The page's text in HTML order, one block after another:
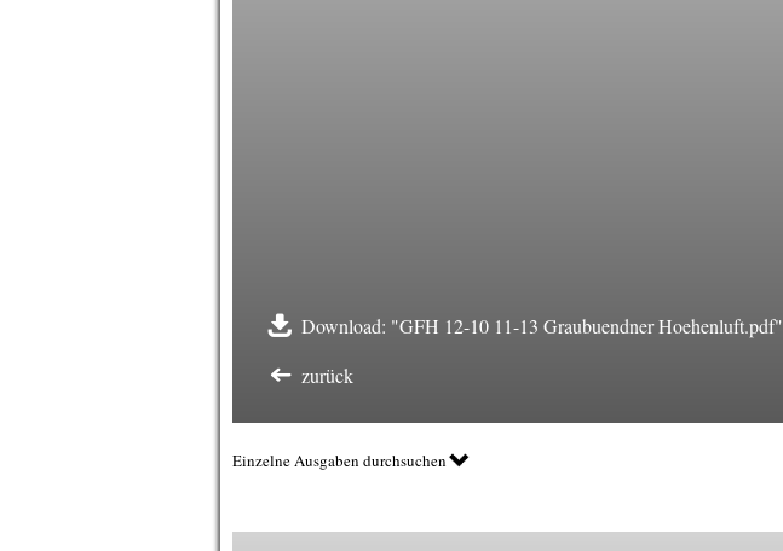
Download: "GFH 12-10 11-13 Graubuendner Hoehenluft.pdf"
zurück
Einzelne Ausgaben durchsuchen